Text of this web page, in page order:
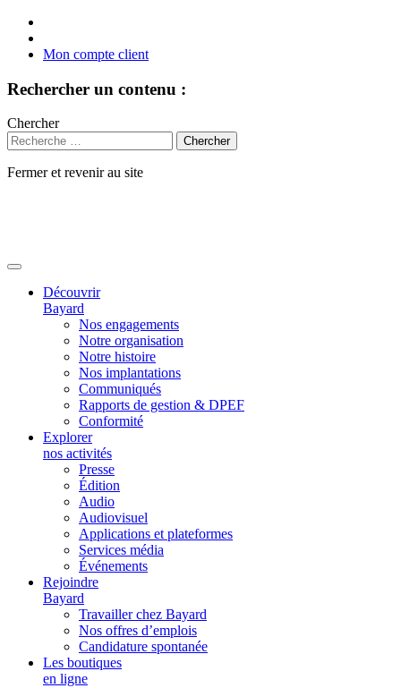
Mon compte client
Rechercher un contenu :
Chercher
Fermer et revenir au site
Découvrir
Bayard
Nos engagements
Notre organisation
Notre histoire
Nos implantations
Communiqués
Rapports de gestion & DPEF
Conformité
Explorer
nos activités
Presse
Édition
Audio
Audiovisuel
Applications et plateformes
Services média
Événements
Rejoindre
Bayard
Travailler chez Bayard
Nos offres d’emplois
Candidature spontanée
Les boutiques
en ligne